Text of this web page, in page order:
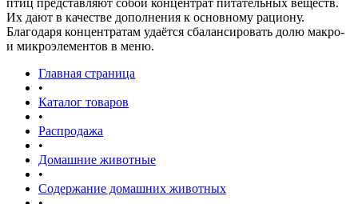
птиц представляют собой концентрат питательных веществ.
Их дают в качестве дополнения к основному рациону.
Благодаря концентратам удаётся сбалансировать долю макро-
и микроэлементов в меню.
Главная страница
•
Каталог товаров
•
Распродажа
•
Домашние животные
•
Содержание домашних животных